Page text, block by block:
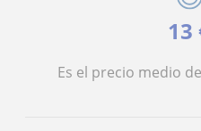
13
Es el precio medio